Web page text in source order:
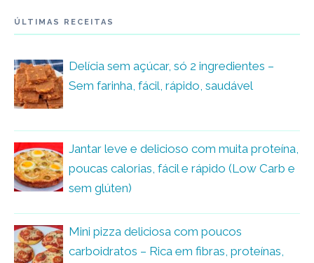
ÚLTIMAS RECEITAS
Delícia sem açúcar, só 2 ingredientes –
Sem farinha, fácil, rápido, saudável
Jantar leve e delicioso com muita proteína,
poucas calorias, fácil e rápido (Low Carb e
sem glúten)
Mini pizza deliciosa com poucos
carboidratos – Rica em fibras, proteínas,